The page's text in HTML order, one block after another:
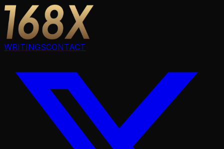
WRITINGSCONTACT